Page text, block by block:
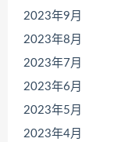
2023年9月
2023年8月
2023年7月
2023年6月
2023年5月
2023年4月